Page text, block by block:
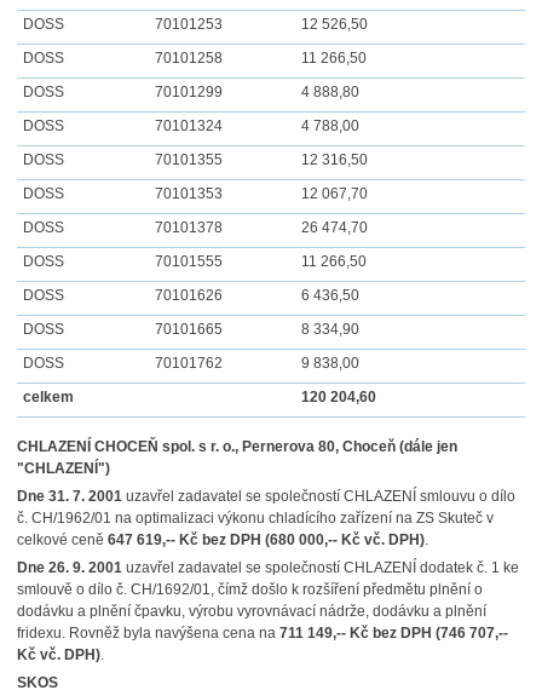
DOSS
70101253
12 526,50
DOSS
70101258
11 266,50
DOSS
70101299
4 888,80
DOSS
70101324
4 788,00
DOSS
70101355
12 316,50
DOSS
70101353
12 067,70
DOSS
70101378
26 474,70
DOSS
70101555
11 266,50
DOSS
70101626
6 436,50
DOSS
70101665
8 334,90
DOSS
70101762
9 838,00
celkem
120 204,60
CHLAZENÍ CHOCEŇ spol. s r. o., Pernerova 80, Choceň (dále jen
"CHLAZENÍ")
Dne 31. 7. 2001uzavřel zadavatel se společností CHLAZENÍ smlouvu o dílo
č. CH/1962/01 na optimalizaci výkonu chladícího zařízení na ZS Skuteč v
celkové ceně 647 619,-- Kč bez DPH (680 000,-- Kč vč. DPH).
Dne 26. 9. 2001uzavřel zadavatel se společností CHLAZENÍ dodatek č. 1 ke
smlouvě o dílo č. CH/1692/01, čímž došlo k rozšíření předmětu plnění o
dodávku a plnění čpavku, výrobu vyrovnávací nádrže, dodávku a plnění
fridexu. Rovněž byla navýšena cena na 711 149,-- Kč bez DPH (746 707,--
Kč vč. DPH).
SKOS